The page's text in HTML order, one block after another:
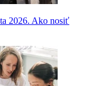
2026. Ako nosiť